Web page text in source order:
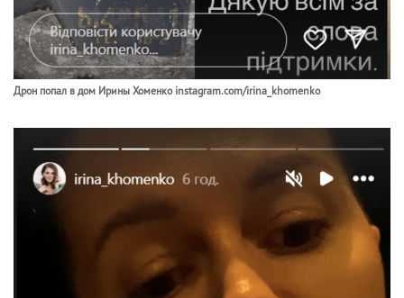
Дрон попал в дом Ирины Хоменко instagram.com/irina_khomenko